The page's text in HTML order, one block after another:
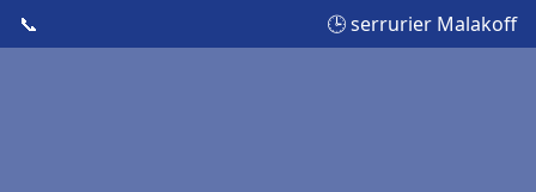
📞 🕒 serrurier Malakoff